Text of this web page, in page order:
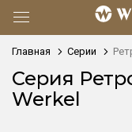
Главная Серии
Серия
Werkel